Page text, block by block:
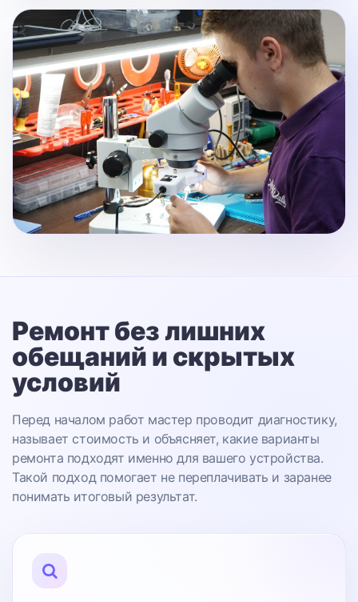
Ремонт без лишних
обещаний и скрытых
условий
Перед началом работ мастер проводит диагностику,
называет стоимость и объясняет, какие варианты
ремонта подходят именно для вашего устройства.
Такой подход помогает не переплачивать и заранее
понимать итоговый результат.